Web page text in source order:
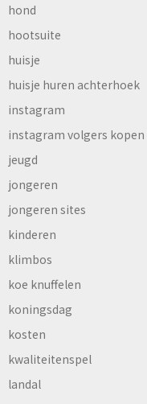
hond
hootsuite
huisje
huisje huren achterhoek
instagram
instagram volgers kopen
jeugd
jongeren
jongeren sites
kinderen
klimbos
koe knuffelen
koningsdag
kosten
kwaliteitenspel
landal